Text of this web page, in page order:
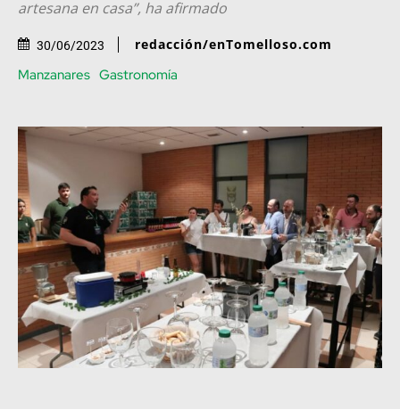
artesana en casa”, ha afirmado
30/06/2023 redacción/enTomelloso.com
Manzanares Gastronomía